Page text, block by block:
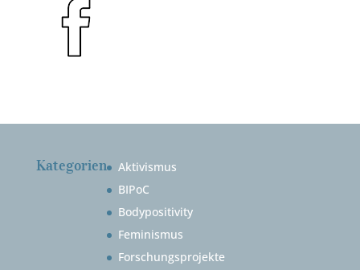
Kategorien
Aktivismus
BIPoC
Bodypositivity
Feminismus
Forschungsprojekte